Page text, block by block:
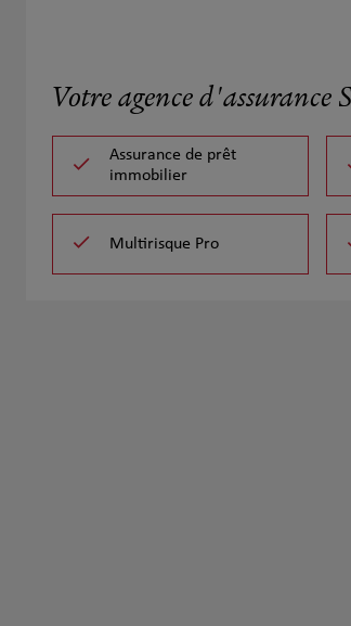
Votre agence d'assurance
Assurance de prêt
immobilier
Multirisque Pro